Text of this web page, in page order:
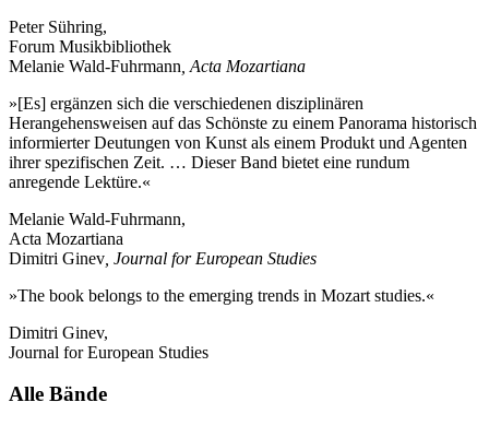
Peter Sühring,
Forum Musikbibliothek
Melanie Wald-Fuhrmann , Acta Mozartiana
»[Es] ergänzen sich die verschiedenen disziplinären
Herangehensweisen auf das Schönste zu einem Panorama historisch
informierter Deutungen von Kunst als einem Produkt und Agenten
ihrer spezifischen Zeit. … Dieser Band bietet eine rundum
anregende Lektüre.«
Melanie Wald-Fuhrmann,
Acta Mozartiana
Dimitri Ginev , Journal for European Studies
»The book belongs to the emerging trends in Mozart studies.«
Dimitri Ginev,
Journal for European Studies
Alle Bände